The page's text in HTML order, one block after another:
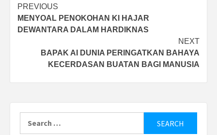
Post
navigation
PREVIOUS
MENYOAL PENOKOHAN KI HAJAR
DEWANTARA DALAM HARDIKNAS
NEXT
BAPAK AI DUNIA PERINGATKAN BAHAYA
KECERDASAN BUATAN BAGI MANUSIA